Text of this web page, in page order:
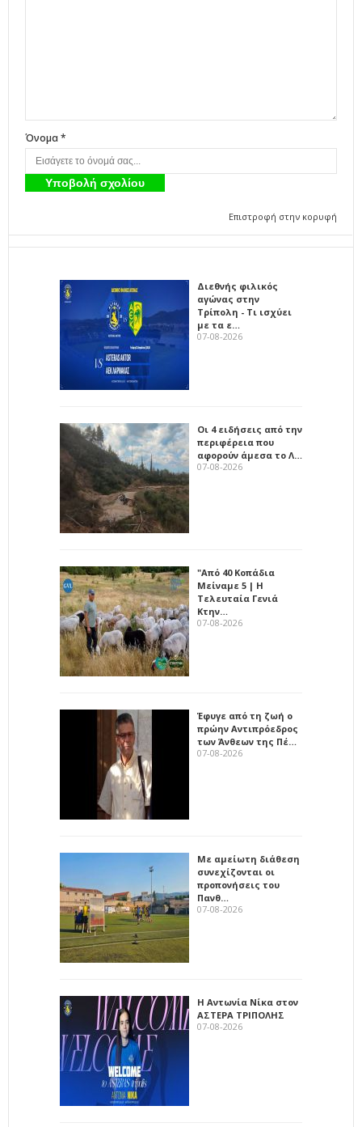
Όνομα *
Επιστροφή στην κορυφή
Διεθνής φιλικός
αγώνας στην
Τρίπολη - Τι ισχύει
με τα ε…
07-08-2026
Οι 4 ειδήσεις από την
περιφέρεια που
αφορούν άμεσα το Λ…
07-08-2026
"Από 40 Κοπάδια
Μείναμε 5 | Η
Τελευταία Γενιά
Κτην…
07-08-2026
Έφυγε από τη ζωή ο
πρώην Αντιπρόεδρος
των Άνθεων της Πέ…
07-08-2026
Με αμείωτη διάθεση
συνεχίζονται οι
προπονήσεις του
Πανθ…
07-08-2026
Η Αντωνία Νίκα στον
ΑΣΤΕΡΑ ΤΡΙΠΟΛΗΣ
07-08-2026